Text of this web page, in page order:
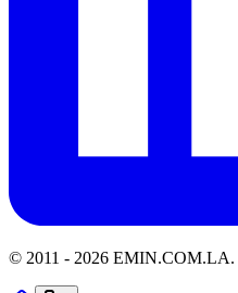
© 2011 - 2026 EMIN.COM.LA.